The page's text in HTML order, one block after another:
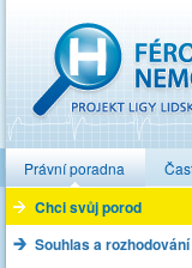
Právní poradna
Chci svůj porod
Souhlas a